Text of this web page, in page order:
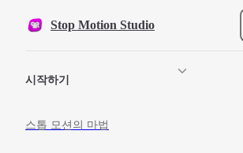
Skip to content
Stop Motion Studio
시작하기
스톱 모션의 마법